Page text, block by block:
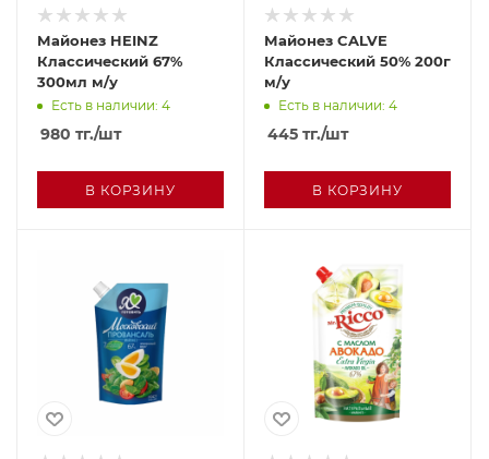
Майонез HEINZ
Классический 67%
300мл м/у
Есть в наличии: 4
980 тг./шт
В КОРЗИНУ
Майонез CALVE
Классический 50% 200г
м/у
Есть в наличии: 4
445 тг./шт
В КОРЗИНУ